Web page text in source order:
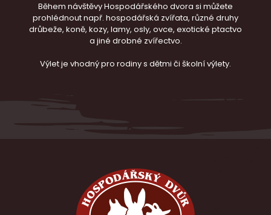
Během návštěvy Hospodářského dvora si můžete
prohlédnout např. hospodářská zvířata, různé druhy
drůbeže, koně, kozy, lamy, osly, ovce, exotické ptactvo
a jiné drobné zvířectvo.
Výlet je vhodný pro rodiny s dětmi či školní výlety.